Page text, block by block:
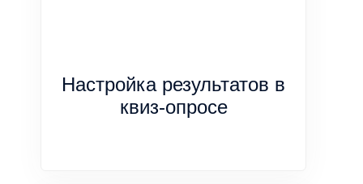
Настройка результатов в
квиз-опросе